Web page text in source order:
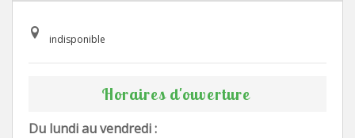
indisponible
Horaires d'ouverture
Du lundi au vendredi :